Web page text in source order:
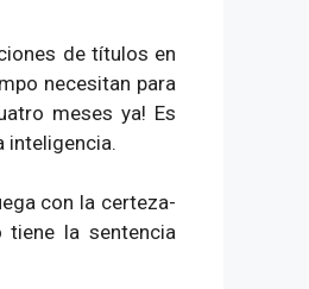
de títulos en
necesitan para
meses ya! Es
inteligencia.
con la certeza-
la sentencia